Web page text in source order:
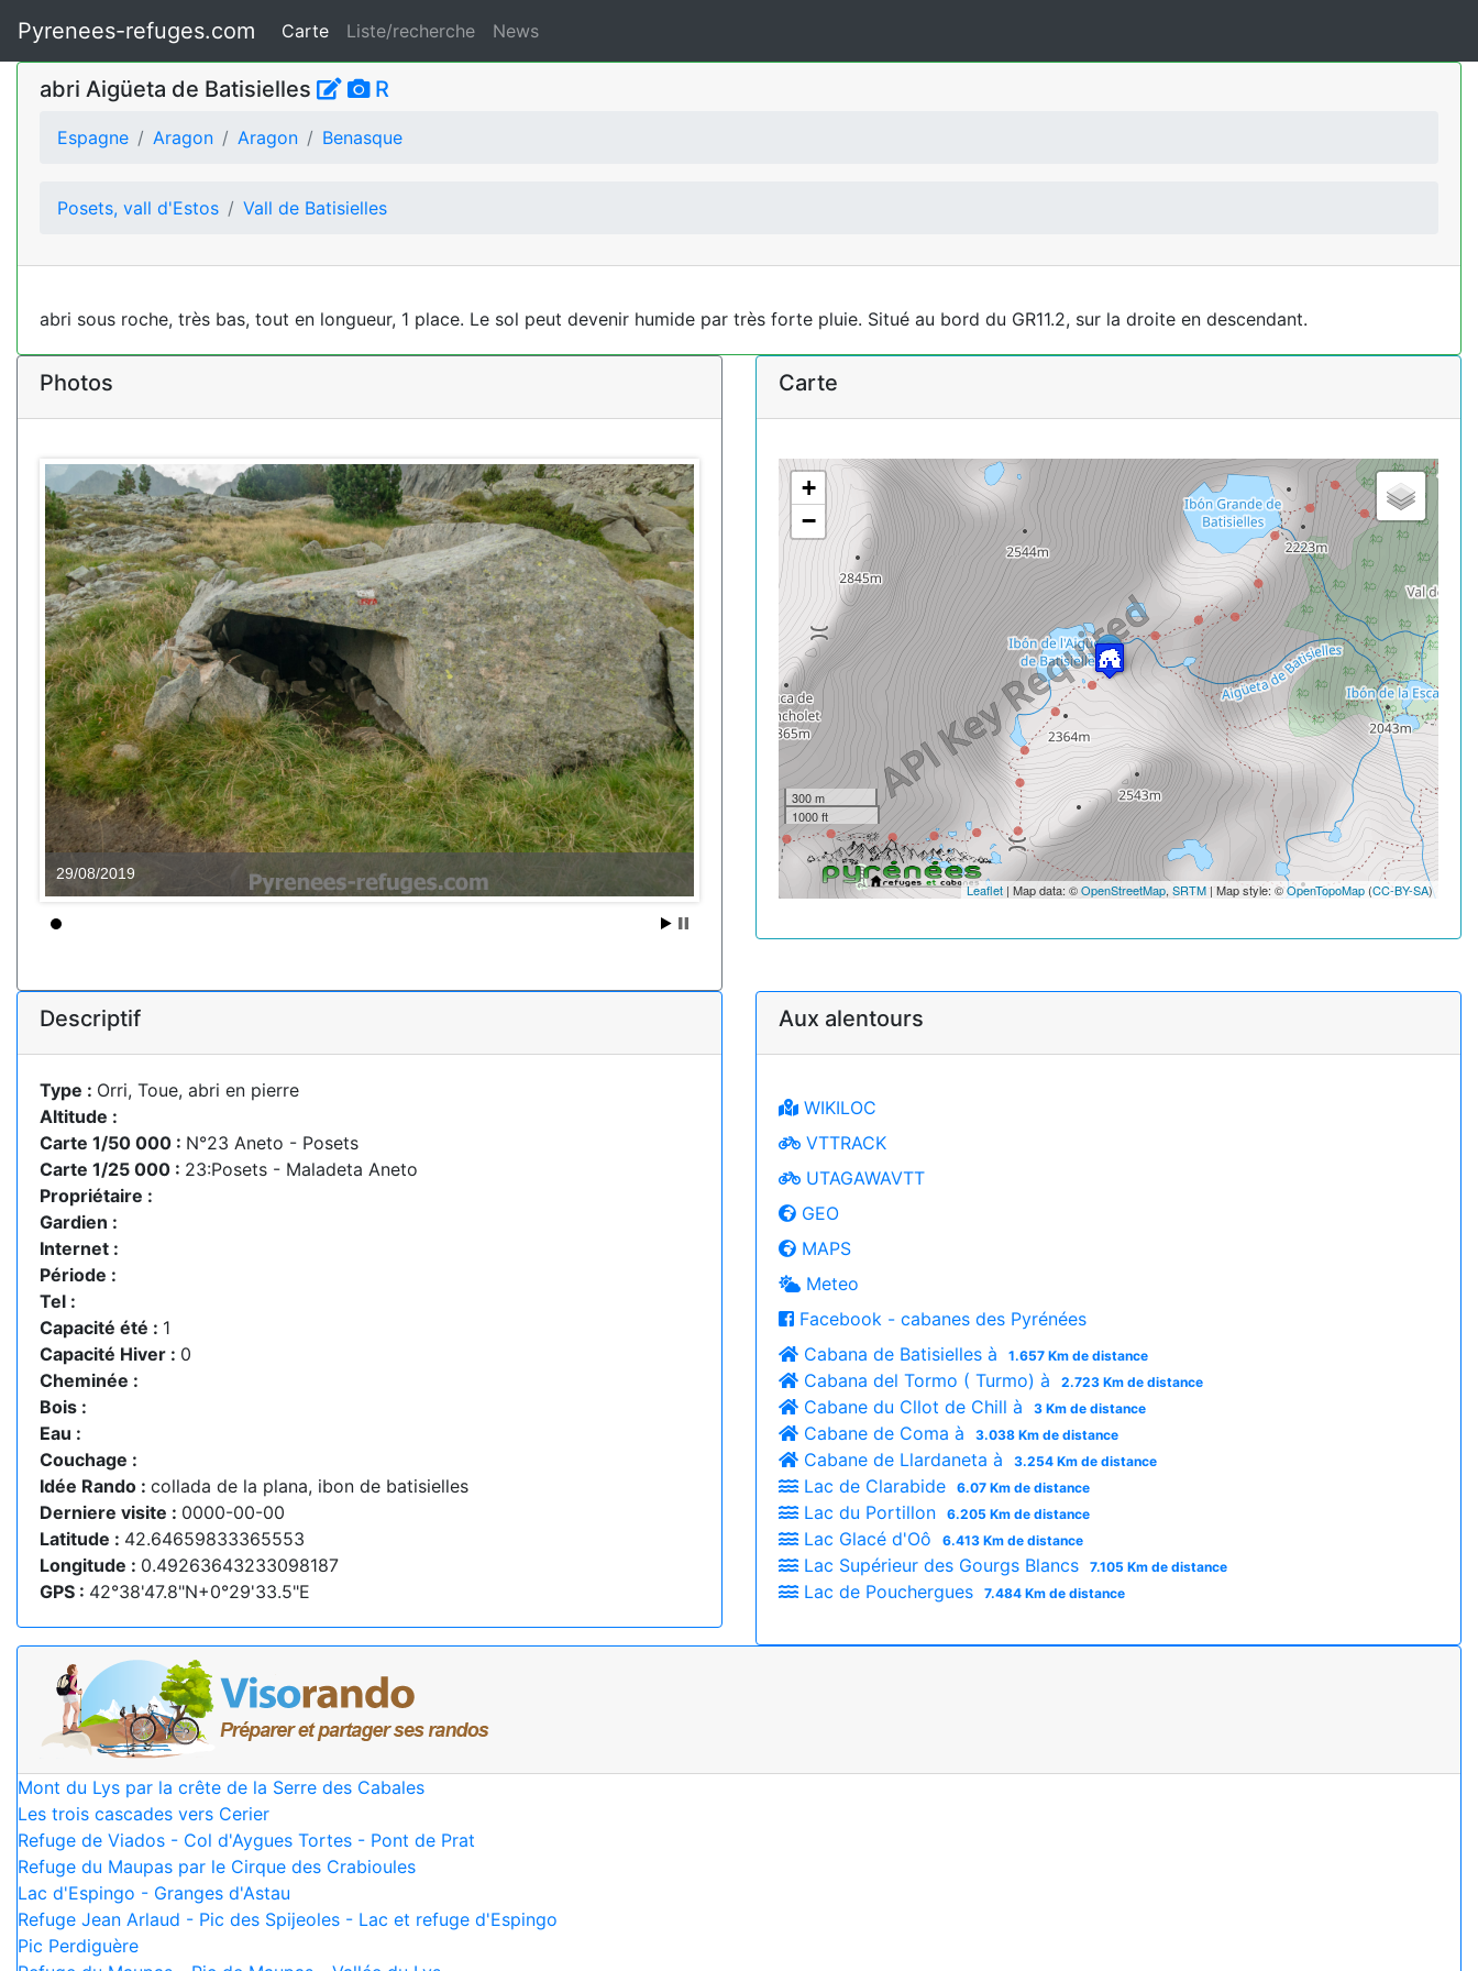
Pyrenees-refuges.com Carte Liste/recherche News
abri Aigüeta de Batisielles R
Espagne Aragon Aragon Benasque
Posets, vall d'Estos Vall de Batisielles
abri sous roche, très bas, tout en longueur, 1 place. Le sol peut devenir humide par très forte pluie. Situé au bord du GR11.2, sur la droite en descendant.
Photos
29/08/2019
Carte
+
−
300 m
1000 ft
Leaflet | Map data: ©OpenStreetMap, SRTM| Map style: ©OpenTopoMap (CC-BY-SA)
Descriptif
Type : Orri, Toue, abri en pierre
Altitude :
Carte 1/50 000 : N°23 Aneto - Posets
Carte 1/25 000 : 23:Posets - Maladeta Aneto
Propriétaire :
Gardien :
Internet :
Période :
Tel :
Capacité été : 1
Capacité Hiver : 0
Cheminée :
Bois :
Eau :
Couchage :
Idée Rando : collada de la plana, ibon de batisielles
Derniere visite : 0000-00-00
Latitude : 42.64659833365553
Longitude : 0.49263643233098187
GPS : 42°38'47.8"N+0°29'33.5"E
Aux alentours
WIKILOC
VTTRACK
UTAGAWAVTT
GEO
MAPS
Meteo
Facebook - cabanes des Pyrénées
Cabana de Batisielles à
1.657 Km de distance
Cabana del Tormo ( Turmo) à 2.723 Km de distance
Cabane du Cllot de Chill à 3 Km de distance
Cabane de Coma à 3.038 Km de distance
Cabane de Llardaneta à 3.254 Km de distance
Lac de Clarabide 6.07 Km de distance
Lac du Portillon 6.205 Km de distance
Lac Glacé d'Oô 6.413 Km de distance
Lac Supérieur des Gourgs Blancs 7.105 Km de distance
Lac de Pouchergues 7.484 Km de distance
Mont du Lys par la crête de la Serre des Cabales
Les trois cascades vers Cerier
Refuge de Viados - Col d'Aygues Tortes - Pont de Prat
Refuge du Maupas par le Cirque des Crabioules
Lac d'Espingo - Granges d'Astau
Refuge Jean Arlaud - Pic des Spijeoles - Lac et refuge d'Espingo
Pic Perdiguère